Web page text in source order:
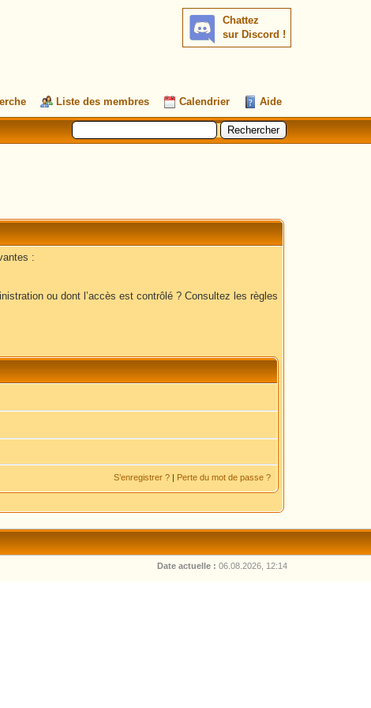
Chattez
sur Discord !
Liste des membres Calendrier Aide
:
ou dont l’accès est contrôlé ? Consultez les règles
S’enregistrer ? | Perte du mot de passe ?
Date actuelle : 06.08.2026, 12:14